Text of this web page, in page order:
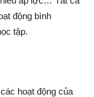
động bình
tập.
hoạt động của